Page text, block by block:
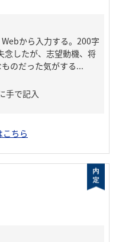
から入力する。200字
したが、志望動機、将
のだった気がする...
手で記入
ちら